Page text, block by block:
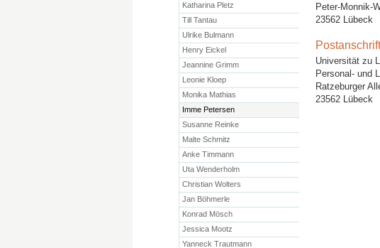
Katharina Pletz
Till Tantau
Ulrike Bulmann
Henry Eickel
Jeannine Grimm
Leonie Kloep
Monika Mathias
Imme Petersen
Susanne Reinke
Malte Schmitz
Anke Timmann
Uta Wenderholm
Christian Wolters
Jan Böhmerle
Konrad Mösch
Jessica Mootz
Yanneck Trautmann
Peter-Monnik-
23562 Lübeck
Postanschrift
Universität zu
Personal- und
Ratzeburger
23562 Lübeck